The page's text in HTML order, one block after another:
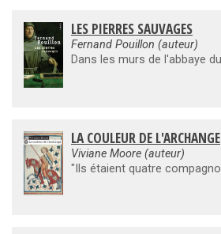
LES PIERRES SAUVAGES
Fernand Pouillon (auteur)
LA COULEUR DE L'ARCHANGE
Viviane Moore (auteur)